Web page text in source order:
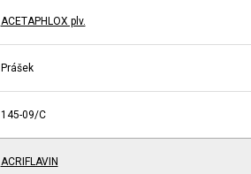
ACETAPHLOX plv.
Prášek
145-09/C
ACRIFLAVIN